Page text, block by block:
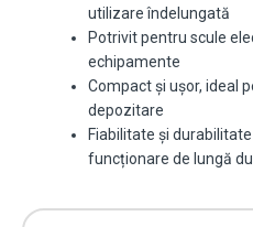
utilizare îndelungată
Potrivit pentru scule
echipamente
Compact și ușor, ideal
depozitare
Fiabilitate și
funcționare de lungă